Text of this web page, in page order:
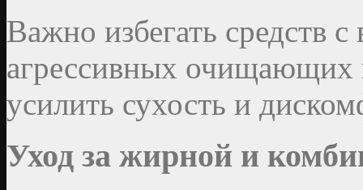
Важно избегать средств
агрессивных очищающих
усилить сухость и
Уход за жирной и